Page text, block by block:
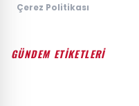
Çerez Politikası
GÜNDEM ETİKETLERİ